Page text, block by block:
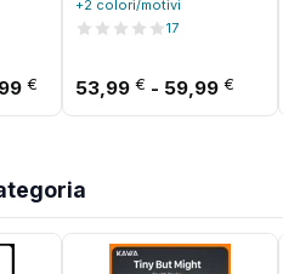
€ Fascia di prezzo: da
24 Parcheggio Auto
Dashcam per Auto
+2 colori/motivi
17
53,99 € - 59,99 €